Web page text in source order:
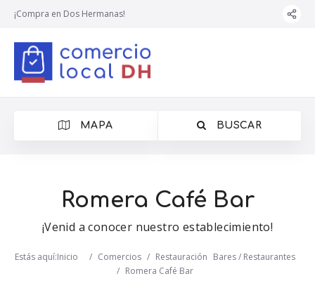
¡Compra en Dos Hermanas!
MAPA BUSCAR
Romera Café Bar
¡Venid a conocer nuestro establecimiento!
Estás aquí:Inicio / Comercios / Restauración Bares / Restaurantes
/ Romera Café Bar